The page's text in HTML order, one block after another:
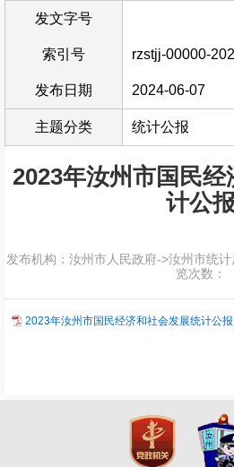
发文字号
索引号 rzstjj-00000-
发布日期 2024-06-07
主题分类 统计公报
2023年汝州市国民
计公报
发布机构：汝州市人民政府->汝州市统计
览次数：
2023年汝州市国民经济和社会发展统计公